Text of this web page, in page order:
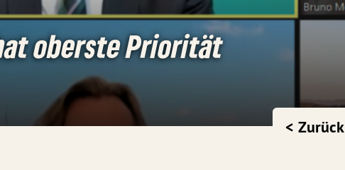
oberste Priorität
< Zurück